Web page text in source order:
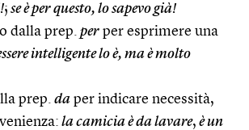
; se è per questo, lo sapevo già!
dalla prep. per per esprimere una
intelligente lo è, ma è molto
prep. da per indicare necessità,
la camicia è da lavare, è un